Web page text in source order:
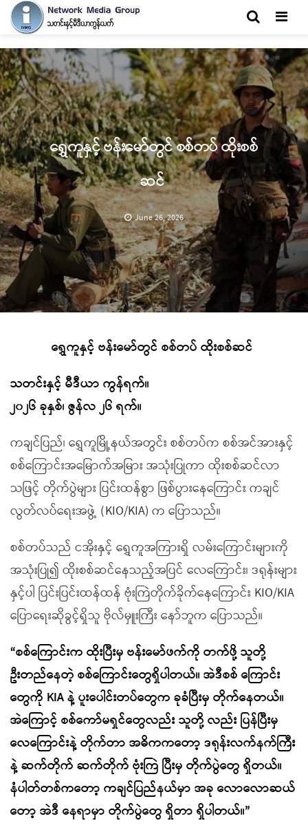
ရွှေကူနှင့် ဗန်းမော်တွင် စစ်တပ် ထိုးစစ်
ဆင်
June 26, 2026
ရွှေကူနှင့် ဗန်းမော်တွင် စစ်တပ် ထိုးစစ်ဆင်
သတင်းနှင့် မီဒီယာ ကွန်ရက်။
၂၀၂၆ ခုနှစ်၊ ဇွန်လ ၂၆ ရက်။
ကချင်ပြည်၊ ရွှေကူမြို့နယ်အတွင်း စစ်တပ်က စစ်အင်အားနှင့်
စစ်ကြောင်းအမြောက်အမြား အသုံးပြုကာ ထိုးစစ်ဆင်လာ
သဖြင့် တိုက်ပွဲများ ပြင်းထန်စွာ ဖြစ်ပွားနေကြောင်း ကချင်
လွတ်လပ်ရေးအဖွဲ့ (KIO/KIA) က ပြောသည်။
စစ်တပ်သည် ငအိုးနှင့် ရွှေကူအကြားရှိ လမ်းကြောင်းများကို
အသုံးပြု၍ ထိုးစစ်ဆင်နေသည့်အပြင် လေကြောင်း၊ ဒရုန်းများ
နှင့်ပါ ပြင်းပြင်းထန်ထန် ဗုံးကြဲတိုက်ခိုက်နေကြောင်း KIO/KIA
ပြောရေးဆိုခွင့်ရှိသူ ဗိုလ်မှူးကြီး နော်ဘူက ပြောသည်။
“စစ်ကြောင်းက ထိုးပြီးမှ ဗန်းမော်ဖက်ကို တက်ဖို့ သူတို့
ဦးတည်နေတဲ့ စစ်ကြောင်းတွေရှိပါတယ်။ အဲဒီစစ် ကြောင်း
တွေကို KIAနဲ့ ပူးပေါင်းတပ်တွေက ခုခံပြီးမှ တိုက်နေတယ်။
အဲကြောင့် စစ်ကော်မရှင်တွေလည်း သူတို့ လည်း ပြန်ပြီးမှ
လေကြောင်းနဲ့ တိုက်တာ အဓိကကတော့ ဒရုန်းလက်နက်ကြီး
နဲ့ ဆက်တိုက် ဆက်တိုက် ဗုံးကြဲ ပြီးမှ တိုက်ပွဲတွေ ရှိတယ်။
နံပါတ်တစ်ကတော့ ကချင်ပြည်နယ်မှာ အခု လောလောဆယ်
တော့ အဲဒီ နေရာမှာ တိုက်ပွဲတွေ ရှိတာ ရှိပါတယ်။”